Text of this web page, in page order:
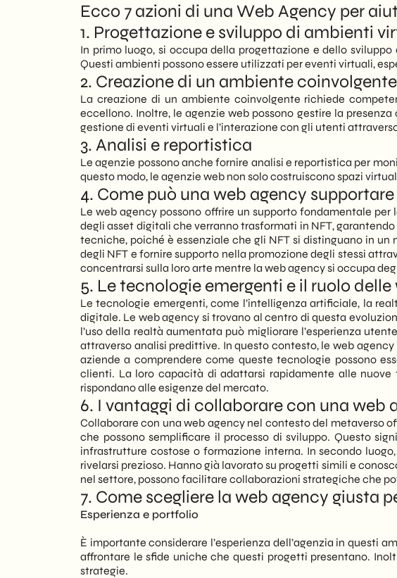
Ecco 7 azioni di una Web Agency per
1. Progettazione e sviluppo di ambienti
In primo luogo, si occupa della progettazione e dello
Questi ambienti possono essere utilizzati per eventi virtuali,
2. Creazione di un ambiente coinvolgente
La creazione di un ambiente coinvolgente richiede
eccellono. Inoltre, le agenzie web possono gestire la
gestione di eventi virtuali e l’interazione con gli utenti
3. Analisi e reportistica
Le agenzie possono anche fornire analisi e reportistica per
questo modo, le agenzie web non solo costruiscono spazi
4. Come può una web agency
Le web agency possono offrire un supporto fondamentale
degli asset digitali che verranno trasformati in NFT,
tecniche, poiché è essenziale che gli NFT si distinguano in
degli NFT e fornire supporto nella promozione degli stessi
concentrarsi sulla loro arte mentre la web agency si occupa
5. Le tecnologie emergenti e il ruolo
Le tecnologie emergenti, come l’intelligenza artificiale, la
digitale. Le web agency si trovano al centro di questa
l’uso della realtà aumentata può migliorare l’esperienza
attraverso analisi predittive. In questo contesto, le web
aziende a comprendere come queste tecnologie possono
clienti. La loro capacità di adattarsi rapidamente alle
rispondano alle esigenze del mercato.
6. I vantaggi di collaborare con una web
Collaborare con una web agency nel contesto del metaverso
che possono semplificare il processo di sviluppo. Questo
infrastrutture costose o formazione interna. In secondo
rivelarsi prezioso. Hanno già lavorato su progetti simili e
nel settore, possono facilitare collaborazioni strategiche che
7. Come scegliere la web agency giusta
Esperienza e portfolio
È importante considerare l’esperienza dell’agenzia in questi
affrontare le sfide uniche che questi progetti presentano.
strategie.